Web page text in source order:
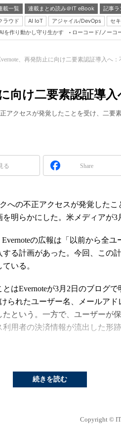
載一覧 連載まとめ読み＠IT eBook 記事ラ
ラウド
AI IoT アジャイル/DevOps セ
を作り動かし守り生かす ローコード/ノーコ
、再発防止に向け二要素認証導入へ：
向け二要素認証導入
アクセスが発覚したことを受け、二要
る Share
への不正アクセスが発覚したこ
明らかにした。米メディアが3
の広報は「以前から全
る計画があった。今回、この
いる。
はEvernoteが3月2日のブログ
られたユーザー名、メールア
という。一方で、ユーザーが
用者の決済情報が流出した形
いことが特徴だが、それゆえに
続きを読む
Copyright ©